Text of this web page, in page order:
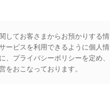
してお客さまからお預かりする情
ービスを利用できるように個人情
プライバシーポリシーを定め、
をおこなっております。